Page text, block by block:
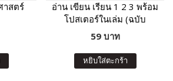
สตร์
อ่าน เขียน เรียน 1 2 3 พร้อม
โปสเตอร์ในเล่ม (ฉบับ
ปรับปรุง)
59 บาท
หยิบใส่ตะกร้า